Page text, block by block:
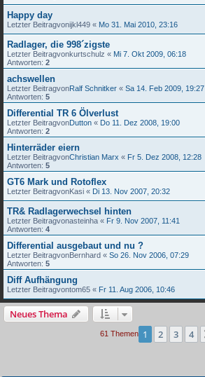
Happy day
Letzter Beitragvonijkl449 « Mo 31. Mai 2010, 23:16
Radlager, die 998´zigste
Letzter Beitragvonkurtschulz « Mi 7. Okt 2009, 06:18
Antworten: 2
achswellen
Letzter BeitragvonRalf Schnitker « Sa 14. Feb 2009, 19:27
Antworten: 5
Differential TR 6 Ölverlust
Letzter BeitragvonDutton « Do 11. Dez 2008, 19:00
Antworten: 2
Hinterräder eiern
Letzter BeitragvonChristian Marx « Fr 5. Dez 2008, 12:28
Antworten: 5
GT6 Mark und Rotoflex
Letzter BeitragvonKasi « Di 13. Nov 2007, 20:32
TR& Radlagerwechsel hinten
Letzter Beitragvonasteinha « Fr 9. Nov 2007, 11:41
Antworten: 4
Differential ausgebaut und nu ?
Letzter BeitragvonBernhard « So 26. Nov 2006, 07:29
Antworten: 5
Diff Aufhängung
Letzter Beitragvontom65 « Fr 11. Aug 2006, 10:46
Neues Thema
61 Themen 1 2 3 4